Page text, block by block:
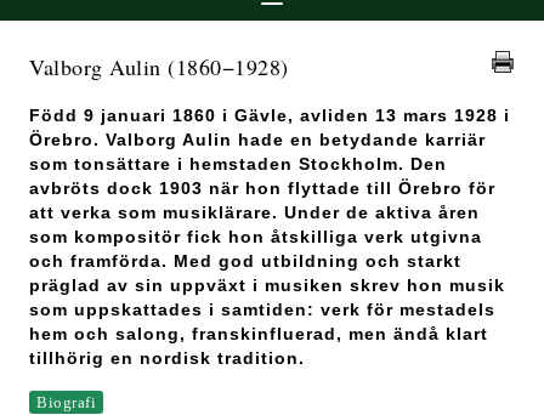
Valborg Aulin (1860−1928)
Född 9 januari 1860 i Gävle, avliden 13 mars 1928 i
Örebro. Valborg Aulin hade en betydande karriär
som tonsättare i hemstaden Stockholm. Den
avbröts dock 1903 när hon flyttade till Örebro för
att verka som musiklärare. Under de aktiva åren
som kompositör fick hon åtskilliga verk utgivna
och framförda. Med god utbildning och starkt
präglad av sin uppväxt i musiken skrev hon musik
som uppskattades i samtiden: verk för mestadels
hem och salong, franskinfluerad, men ändå klart
tillhörig en nordisk tradition.
Biografi